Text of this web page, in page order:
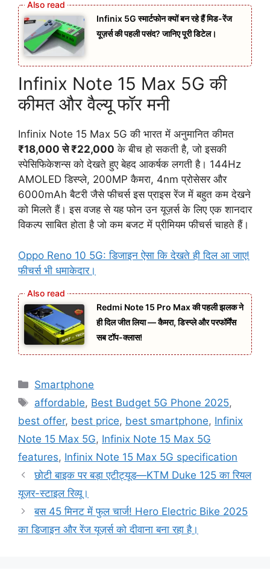
Infinix 5G स्मार्टफोन क्यों बन रहे हैं मिड-रेंज
यूज़र्स की पहली पसंद? जानिए पूरी डिटेल।
Infinix Note 15 Max 5G की
कीमत और वैल्यू फॉर मनी
Infinix Note 15 Max 5G की भारत में अनुमानित कीमत
₹18,000 से ₹22,000 के बीच हो सकती है, जो इसकी
स्पेसिफिकेशन्स को देखते हुए बेहद आकर्षक लगती है। 144Hz
AMOLED डिस्प्ले, 200MP कैमरा, 4nm प्रोसेसर और
6000mAh बैटरी जैसे फीचर्स इस प्राइस रेंज में बहुत कम देखने
को मिलते हैं। इस वजह से यह फोन उन यूज़र्स के लिए एक शानदार
विकल्प साबित होता है जो कम बजट में प्रीमियम फीचर्स चाहते हैं।
Oppo Reno 10 5G: डिजाइन ऐसा कि देखते ही दिल आ जाए!
फीचर्स भी धमाकेदार।
Redmi Note 15 Pro Max की पहली झलक ने
ही दिल जीत लिया — कैमरा, डिस्प्ले और परफॉर्मेंस
सब टॉप-क्लास!
Categories
Smartphone
Tags
affordable, Best Budget 5G Phone 2025,
best offer, best price, best smartphone, Infinix
Note 15 Max 5G, Infinix Note 15 Max 5G
features, Infinix Note 15 Max 5G specification
छोटी बाइक पर बड़ा एटीट्यूड—KTM Duke 125 का रियल
यूज़र-स्टाइल रिव्यू।
बस 45 मिनट में फुल चार्ज! Hero Electric Bike 2025
का डिजाइन और रेंज यूज़र्स को दीवाना बना रहा है।